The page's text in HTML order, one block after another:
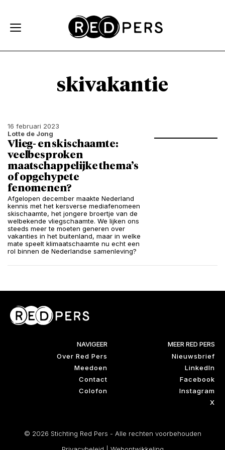
skivakantie
16 februari 2023
Lotte de Jong
Vlieg- en skischaamte:
veelbesproken
maatschappelijke thema’s
of opgehypete
fenomenen?
Afgelopen december maakte Nederland
kennis met het kersverse mediafenomeen
skischaamte, het jongere broertje van de
welbekende vliegschaamte. We lijken ons
steeds meer te moeten generen over
vakanties in het buitenland, maar in welke
mate speelt klimaatschaamte nu echt een
rol binnen de Nederlandse samenleving?
NAVIGEER
Over Red Pers
Meedoen
Contact
Colofon
MEER RED PERS
Nieuwsbrief
LinkedIn
Facebook
Instagram
X
© 2026 Stichting Red Pers - Alle rechten voorbehouden